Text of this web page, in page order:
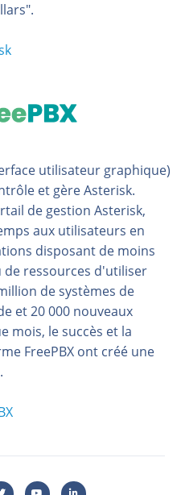
utilisateur graphique)
et gère Asterisk.
de gestion Asterisk,
aux utilisateurs en
disposant de moins
ressources d'utiliser
de systèmes de
et 20 000 nouveaux
mois, le succès et la
FreePBX ont créé une